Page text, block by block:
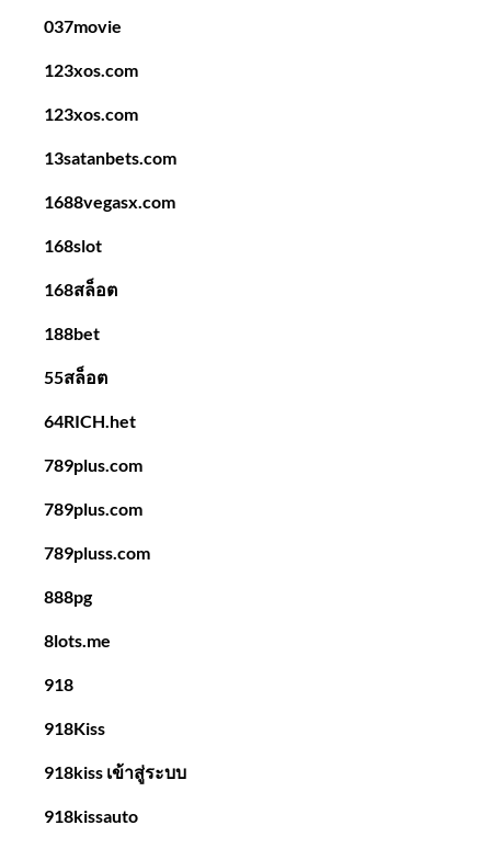
037movie
123xos.com
123xos.com
13satanbets.com
1688vegasx.com
168slot
168สล็อต
188bet
55สล็อต
64RICH.het
789plus.com
789plus.com
789pluss.com
888pg
8lots.me
918
918Kiss
918kiss เข้าสู่ระบบ
918kissauto